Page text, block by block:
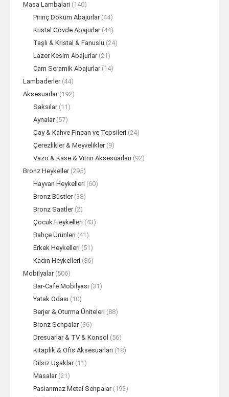
Masa Lambalari (140)
Pirinç Döküm Abajurlar (44)
Kristal Gövde Abajurlar (44)
Taşlı & Kristal & Fanuslu (24)
Lazer Kesim Abajurlar (21)
Cam Seramik Abajurlar (14)
Lambaderler (44)
Aksesuarlar (192)
Saksılar (11)
Aynalar (57)
Çay & Kahve Fincan ve Tepsileri (24)
Çerezlikler & Meyvelikler (9)
Vazo & Kase & Vitrin Aksesuarları (92)
Bronz Heykeller (295)
Hayvan Heykelleri (60)
Bronz Büstler (38)
Bronz Saatler (2)
Çocuk Heykelleri (43)
Bahçe Ürünleri (41)
Erkek Heykelleri (51)
Kadın Heykelleri (86)
Mobilyalar (506)
Bar-Cafe Mobilyası (31)
Yatak Odası (10)
Berjer & Oturma Üniteleri (88)
Bronz Sehpalar (36)
Dresuarlar & TV & Konsol (56)
Kitaplık & Ofis Aksesuarları (18)
Dilsiz Uşaklar (11)
Masalar (21)
Paslanmaz Metal Sehpalar (193)